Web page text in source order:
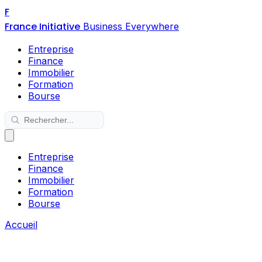
F
France Initiative Business Everywhere
Entreprise
Finance
Immobilier
Formation
Bourse
Entreprise
Finance
Immobilier
Formation
Bourse
Accueil